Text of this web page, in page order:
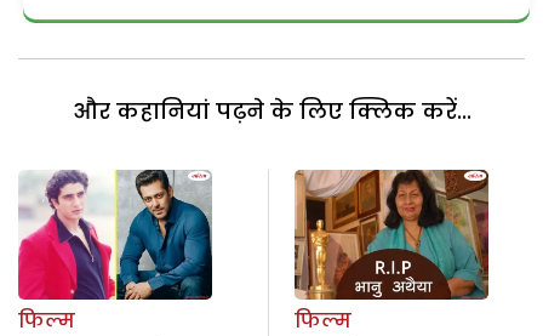
और कहानियां पढ़ने के लिए क्लिक करें...
फिल्म
फिल्म